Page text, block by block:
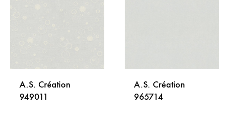
A.S. Création
949011
A.S. Création
965714